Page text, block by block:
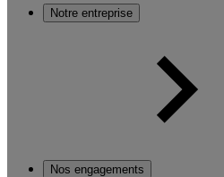
Notre entreprise
Nos engagements